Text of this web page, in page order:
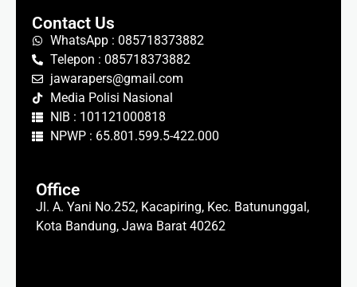
Contact Us
WhatsApp : 085718373882
Telepon : 085718373882
jawarapers@gmail.com
Media Polisi Nasional
NIB : 101121000818
NPWP : 65.801.599.5-422.000
Office
Jl. A. Yani No.252, Kacapiring, Kec. Batununggal,
Kota Bandung, Jawa Barat 40262